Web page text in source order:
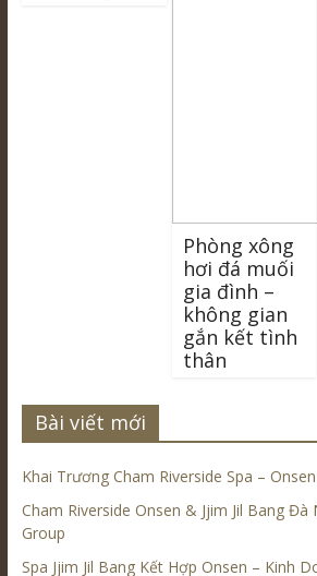
Phòng xông
hơi đá muối
gia đình –
không gian
gắn kết tình
thân
Bài viết mới
Khai Trương Cham Riverside Spa –
Cham Riverside Onsen & Jjim Jil Bang Đà
Group
Spa Jjim Jil Bang Kết Hợp Onsen – Kinh